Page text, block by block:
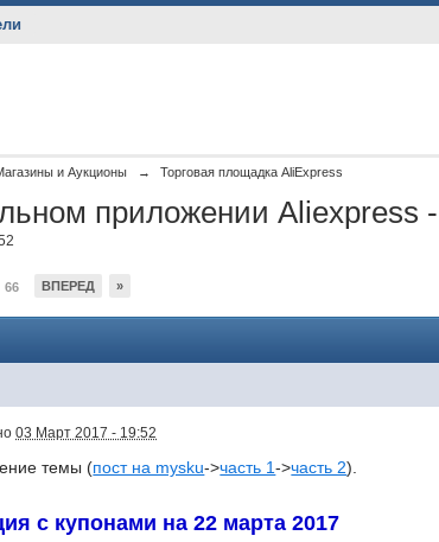
и Аукционы → Торговая площадка AliExpress
приложении Aliexpress
66 ВПЕРЕД »
03 Март 2017 - 19:52
темы (пост на mysku->часть 1->часть 2).
с купонами на 22 марта 2017